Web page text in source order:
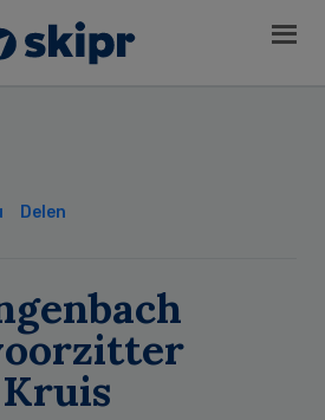
Delen